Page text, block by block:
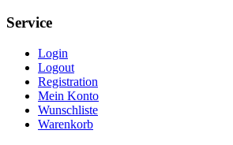
Service
Login
Logout
Registration
Mein Konto
Wunschliste
Warenkorb